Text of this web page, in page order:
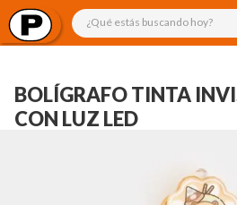
¿Qué estás buscando hoy?
BOLÍGRAFO TINTA
CON LUZ LED